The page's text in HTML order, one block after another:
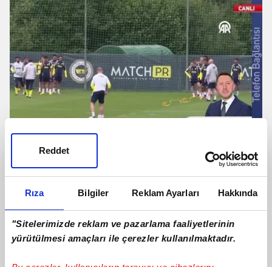
Rıza Bilgiler Reklam Ayarları Hakkında
"Sitelerimizde reklam ve pazarlama faaliyetlerinin
yürütülmesi amaçları ile çerezler kullanılmaktadır.
Reddet
Fenerbahçeli futbolcuya Süper Lig'den
talip çıktı!